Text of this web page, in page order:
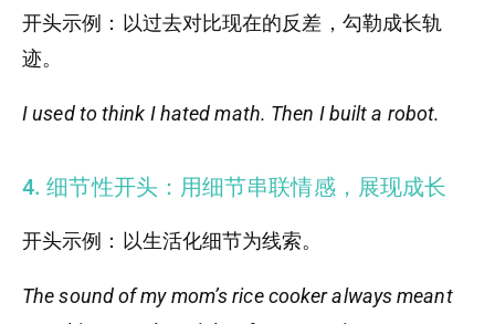
开头示例：以过去对比现在的反差，勾勒成长轨
迹。
I used to think I hated math. Then I built a robot.
4. 细节性开头：用细节串联情感，展现成长
开头示例：以生活化细节为线索。
The sound of my mom’s rice cooker always meant